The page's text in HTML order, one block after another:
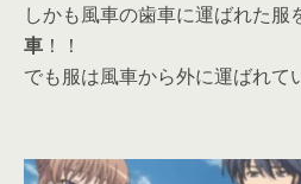
しかも風車の歯車に運ばれた服
車 ！！
でも服は風車から外に運ばれて